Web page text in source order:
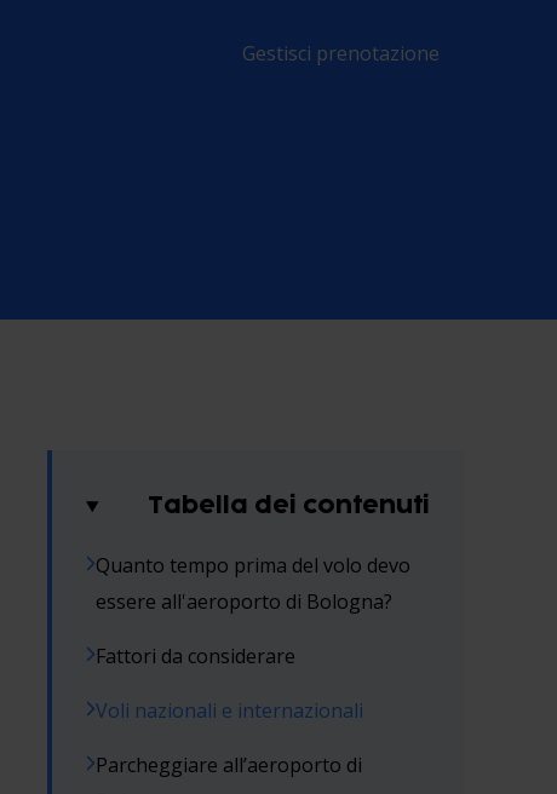
Gestisci prenotazione
Tabella dei contenuti
Quanto tempo prima del volo devo
essere all'aeroporto di Bologna?
Fattori da considerare
Voli nazionali e internazionali
Parcheggiare all’aeroporto di